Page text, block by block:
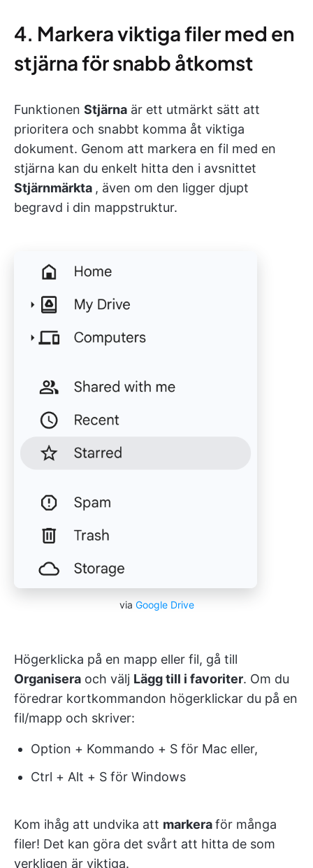
4. Markera viktiga filer med en
stjärna för snabb åtkomst
Funktionen Stjärna är ett utmärkt sätt att
prioritera och snabbt komma åt viktiga
dokument. Genom att markera en fil med en
stjärna kan du enkelt hitta den i avsnittet
Stjärnmärkta , även om den ligger djupt
begravd i din mappstruktur.
via Google Drive
Högerklicka på en mapp eller fil, gå till
Organisera och välj Lägg till i favoriter. Om du
föredrar kortkommandon högerklickar du på en
fil/mapp och skriver:
Option + Kommando + S för Mac eller,
Ctrl + Alt + S för Windows
Kom ihåg att undvika att markeraför många
filer! Det kan göra det svårt att hitta de som
verkligen är viktiga.